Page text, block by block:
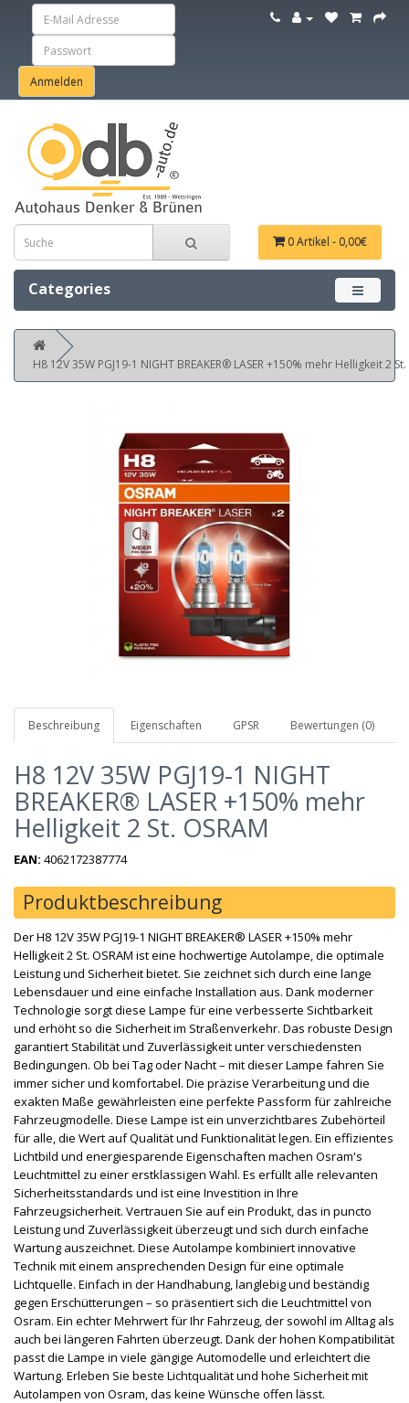
0 Artikel - 0,00€
Categories Menü
H8 12V 35W PGJ19-1 NIGHT BREAKER® LASER +150% mehr Helligkeit 2 St.
Beschreibung Eigenschaften GPSR Bewertungen (0)
H8 12V 35W PGJ19-1 NIGHT
BREAKER® LASER +150% mehr
Helligkeit 2 St. OSRAM
EAN: 4062172387774
Produktbeschreibung
Der H8 12V 35W PGJ19-1 NIGHT BREAKER® LASER +150% mehr
Helligkeit 2 St. OSRAM ist eine hochwertige Autolampe, die optimale
Leistung und Sicherheit bietet. Sie zeichnet sich durch eine lange
Lebensdauer und eine einfache Installation aus. Dank moderner
Technologie sorgt diese Lampe für eine verbesserte Sichtbarkeit
und erhöht so die Sicherheit im Straßenverkehr. Das robuste Design
garantiert Stabilität und Zuverlässigkeit unter verschiedensten
Bedingungen. Ob bei Tag oder Nacht – mit dieser Lampe fahren Sie
immer sicher und komfortabel. Die präzise Verarbeitung und die
exakten Maße gewährleisten eine perfekte Passform für zahlreiche
Fahrzeugmodelle. Diese Lampe ist ein unverzichtbares Zubehörteil
für alle, die Wert auf Qualität und Funktionalität legen. Ein effizientes
Lichtbild und energiesparende Eigenschaften machen Osram's
Leuchtmittel zu einer erstklassigen Wahl. Es erfüllt alle relevanten
Sicherheitsstandards und ist eine Investition in Ihre
Fahrzeugsicherheit. Vertrauen Sie auf ein Produkt, das in puncto
Leistung und Zuverlässigkeit überzeugt und sich durch einfache
Wartung auszeichnet. Diese Autolampe kombiniert innovative
Technik mit einem ansprechenden Design für eine optimale
Lichtquelle. Einfach in der Handhabung, langlebig und beständig
gegen Erschütterungen – so präsentiert sich die Leuchtmittel von
Osram. Ein echter Mehrwert für Ihr Fahrzeug, der sowohl im Alltag als
auch bei längeren Fahrten überzeugt. Dank der hohen Kompatibilität
passt die Lampe in viele gängige Automodelle und erleichtert die
Wartung. Erleben Sie beste Lichtqualität und hohe Sicherheit mit
Autolampen von Osram, das keine Wünsche offen lässt.